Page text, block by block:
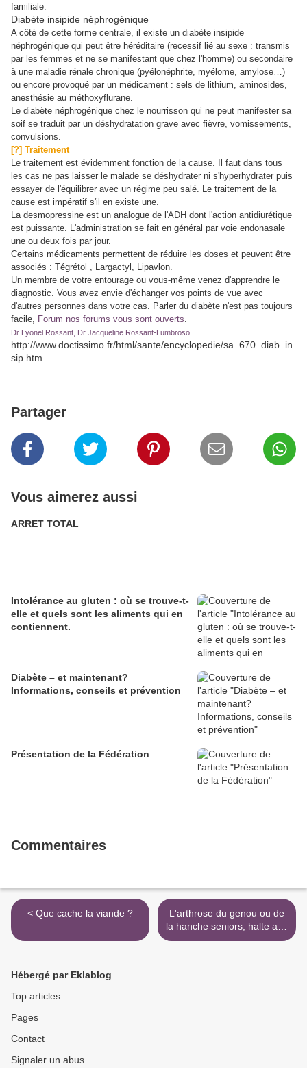
familiale.
Diabète insipide néphrogénique
A côté de cette forme centrale, il existe un diabète insipide
néphrogénique qui peut être héréditaire (recessif lié au sexe : transmis
par les femmes et ne se manifestant que chez l'homme) ou secondaire
à une maladie rénale chronique (pyélonéphrite, myélome, amylose…)
ou encore provoqué par un médicament : sels de lithium, aminosides,
anesthésie au méthoxyflurane.
Le diabète néphrogénique chez le nourrisson qui ne peut manifester sa
soif se traduit par un déshydratation grave avec fièvre, vomissements,
convulsions.
[?] Traitement
Le traitement est évidemment fonction de la cause. Il faut dans tous
les cas ne pas laisser le malade se déshydrater ni s'hyperhydrater puis
essayer de l'équilibrer avec un régime peu salé. Le traitement de la
cause est impératif s'il en existe une.
La desmopressine est un analogue de l'ADH dont l'action antidiurétique
est puissante. L'administration se fait en général par voie endonasale
une ou deux fois par jour.
Certains médicaments permettent de réduire les doses et peuvent être
associés : Tégrétol , Largactyl, Lipavlon.
Un membre de votre entourage ou vous-même venez d'apprendre le
diagnostic. Vous avez envie d'échanger vos points de vue avec
d'autres personnes dans votre cas. Parler du diabète n'est pas toujours
facile, Forum nos forums vous sont ouverts
Dr Lyonel Rossant, Dr Jacqueline Rossant-Lumbroso.
http://www.doctissimo.fr/html/sante/encyclopedie/sa_670_diab_in
sip.htm
Partager
Vous aimerez aussi
ARRET TOTAL
Intolérance au gluten : où se trouve-t-
elle et quels sont les aliments qui en
contiennent.
Diabète – et maintenant?
Informations, conseils et prévention
Présentation de la Fédération
Commentaires
< Que cache la viande ?
L'arthrose du genou ou de
la hanche seniors, halte aux
idées reçues ! >
Hébergé par Eklablog
Top articles
Pages
Contact
Signaler un abus